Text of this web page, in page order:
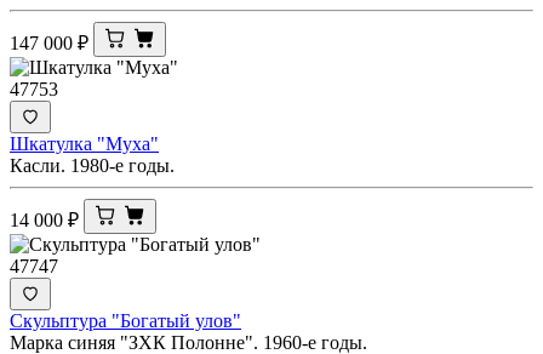
147 000 ₽
47753
Шкатулка "Муха"
Касли. 1980-е годы.
14 000 ₽
47747
Скульптура "Богатый улов"
Марка синяя "ЗХК Полонне". 1960-е годы.